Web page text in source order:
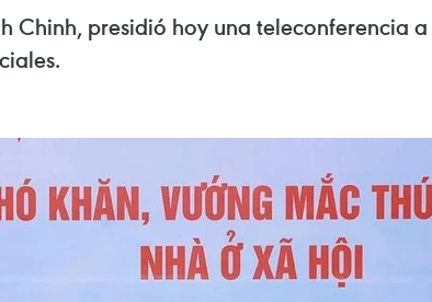
Chinh, presidió hoy una teleconferencia